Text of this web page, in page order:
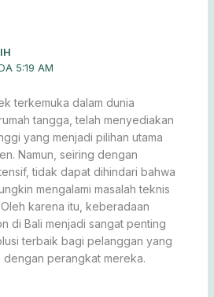
5:19 AM
terkemuka dalam dunia
tangga, telah menyediakan
yang menjadi pilihan utama
Namun, seiring dengan
tidak dapat dihindari bahwa
mengalami masalah teknis
karena itu, keberadaan
di Bali menjadi sangat penting
terbaik bagi pelanggan yang
dengan perangkat mereka.